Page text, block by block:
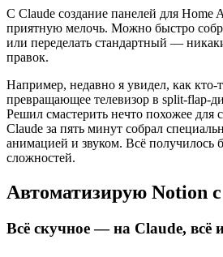
С Claude создание панелей для Home
приятную мелочь. Можно быстро
или переделать стандартный —
правок.
Например, недавно я увидел, как кто-
превращающее телевизор в split-flap-
Решил смастерить нечто похожее для
Claude за пять минут собрал
анимацией и звуком. Всё получилось
сложностей.
Автоматизирую Notion
Всё скучное — на Claude, всё